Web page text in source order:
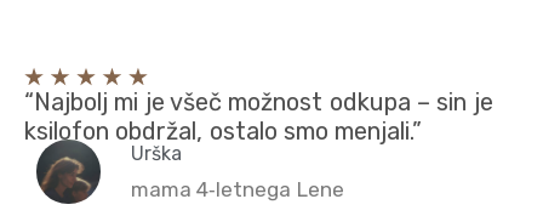
“Najbolj mi je všeč možnost odkupa – sin je
ksilofon obdržal, ostalo smo menjali.”
Urška
mama 4‑letnega Lene